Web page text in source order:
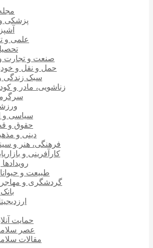
پزشکی
علمی و
صنعت و تجارت
حمل و نقل و
سبک زندگی و
زناشویی، مادر و
سیاسی و
حقوق و
دینی و
فرهنگی، هنر و
کارآفرینی و
طبیعت و
گردشگری و
حمایت
عصر
مقالات